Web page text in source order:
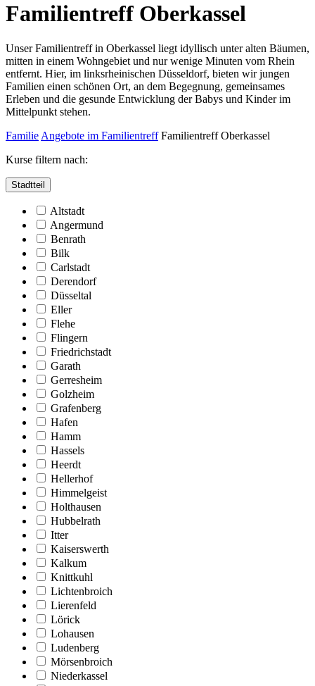
Familientreff Oberkassel
Unser Familientreff in Oberkassel liegt idyllisch unter alten Bäumen,
mitten in einem Wohngebiet und nur wenige Minuten vom Rhein
entfernt. Hier, im linksrheinischen Düsseldorf, bieten wir jungen
Familien einen schönen Ort, an dem Begegnung, gemeinsames
Erleben und die gesunde Entwicklung der Babys und Kinder im
Mittelpunkt stehen.
Familie Angebote im Familientreff Familientreff Oberkassel
Kurse filtern nach:
Stadtteil
Altstadt
Angermund
Benrath
Bilk
Carlstadt
Derendorf
Düsseltal
Eller
Flehe
Flingern
Friedrichstadt
Garath
Gerresheim
Golzheim
Grafenberg
Hafen
Hamm
Hassels
Heerdt
Hellerhof
Himmelgeist
Holthausen
Hubbelrath
Itter
Kaiserswerth
Kalkum
Knittkuhl
Lichtenbroich
Lierenfeld
Lörick
Lohausen
Ludenberg
Mörsenbroich
Niederkassel